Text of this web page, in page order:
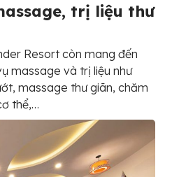
trị liệu thư
Resort còn mang đến
massage và trị liệu như
massage thư giãn, chăm
thể,…